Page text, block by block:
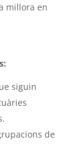
millora en
siguin
de